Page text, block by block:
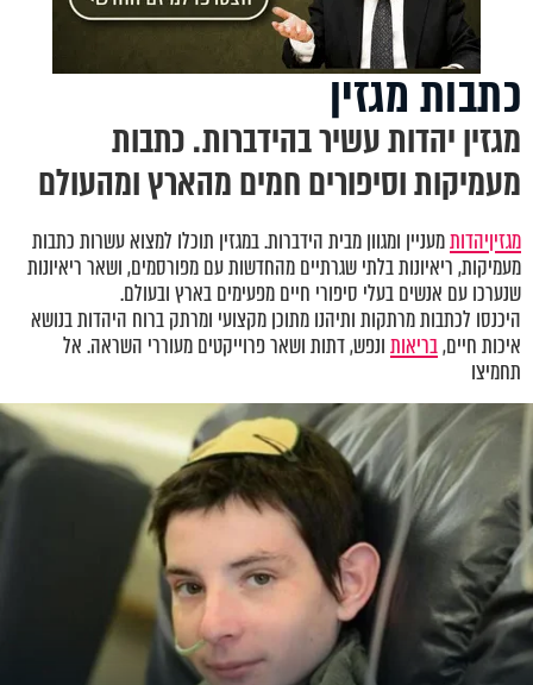
כתבות מגזין
מגזין יהדות עשיר בהידברות. כתבות
מעמיקות וסיפורים חמים מהארץ ומהעולם
מגזיןיהדותמעניין ומגוון מבית הידברות. במגזין תוכלו למצוא עשרות כתבות
מעמיקות, ריאיונות בלתי שגרתיים מהחדשות עם מפורסמים, ושאר ריאיונות
שנערכו עם אנשים בעלי סיפורי חיים מפעימים בארץ ובעולם.
היכנסו לכתבות מרתקות ותיהנו מתוכן מקצועי ומרתק ברוח היהדות בנושא
איכות חיים,בריאותונפש, דתות ושאר פרוייקטים מעוררי השראה. אל
תחמיצו